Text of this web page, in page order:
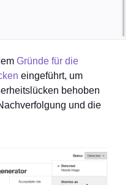
Gründe für die
eingeführt, um
behoben
und die